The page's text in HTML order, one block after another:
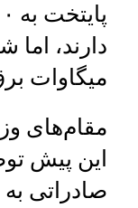
میگاوات
مقام‌های
این پیش
صادراتی